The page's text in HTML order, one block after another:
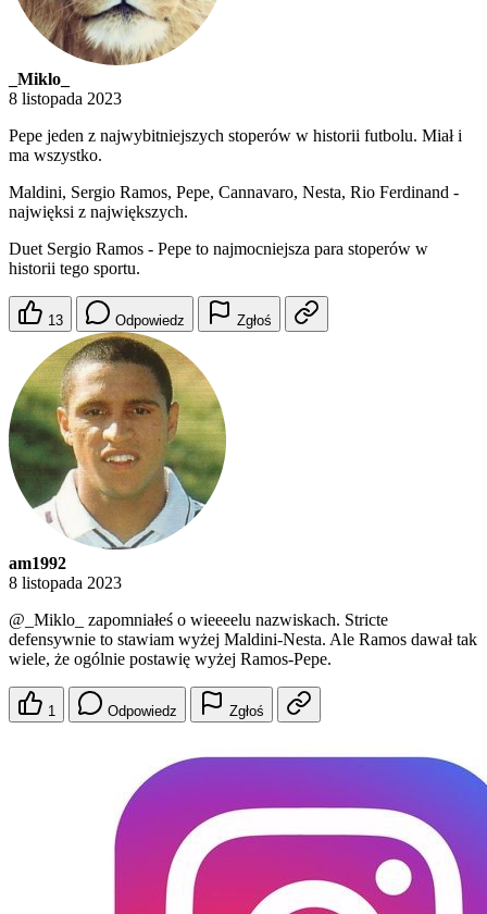
_Miklo_
8 listopada 2023
Pepe jeden z najwybitniejszych stoperów w historii futbolu. Miał i
ma wszystko.
Maldini, Sergio Ramos, Pepe, Cannavaro, Nesta, Rio Ferdinand -
najwięksi z największych.
Duet Sergio Ramos - Pepe to najmocniejsza para stoperów w
historii tego sportu.
13 Odpowiedz Zgłoś
am1992
8 listopada 2023
@_Miklo_
zapomniałeś o wieeeelu nazwiskach. Stricte
defensywnie to stawiam wyżej Maldini-Nesta. Ale Ramos dawał tak
wiele, że ogólnie postawię wyżej Ramos-Pepe.
1 Odpowiedz Zgłoś